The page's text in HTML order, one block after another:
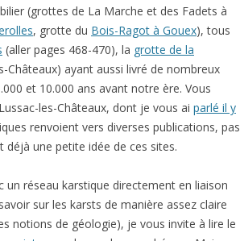
(grottes de La Marche et des Fadets à
, grotte du Bois-Ragot à Gouex), tous
(aller pages 468-470), la grotte de la
Châteaux) ayant aussi livré de nombreux
et 10.000 ans avant notre ère. Vous
les-Châteaux, dont je vous ai parlé il y
renvoient vers diverses publications, pas
une petite idée de ces sites.
un réseau karstique directement en liaison
sur les karsts de manière assez claire
notions de géologie), je vous invite à lire le